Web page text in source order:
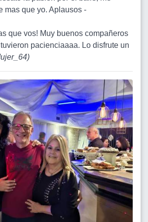
mas que yo. Aplausos -
que vos! Muy buenos compañeros
pacienciaaaa. Lo disfrute un
)